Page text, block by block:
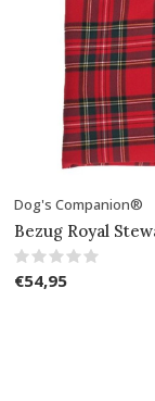
Dog's Companion®
Bezug Royal
€54,95